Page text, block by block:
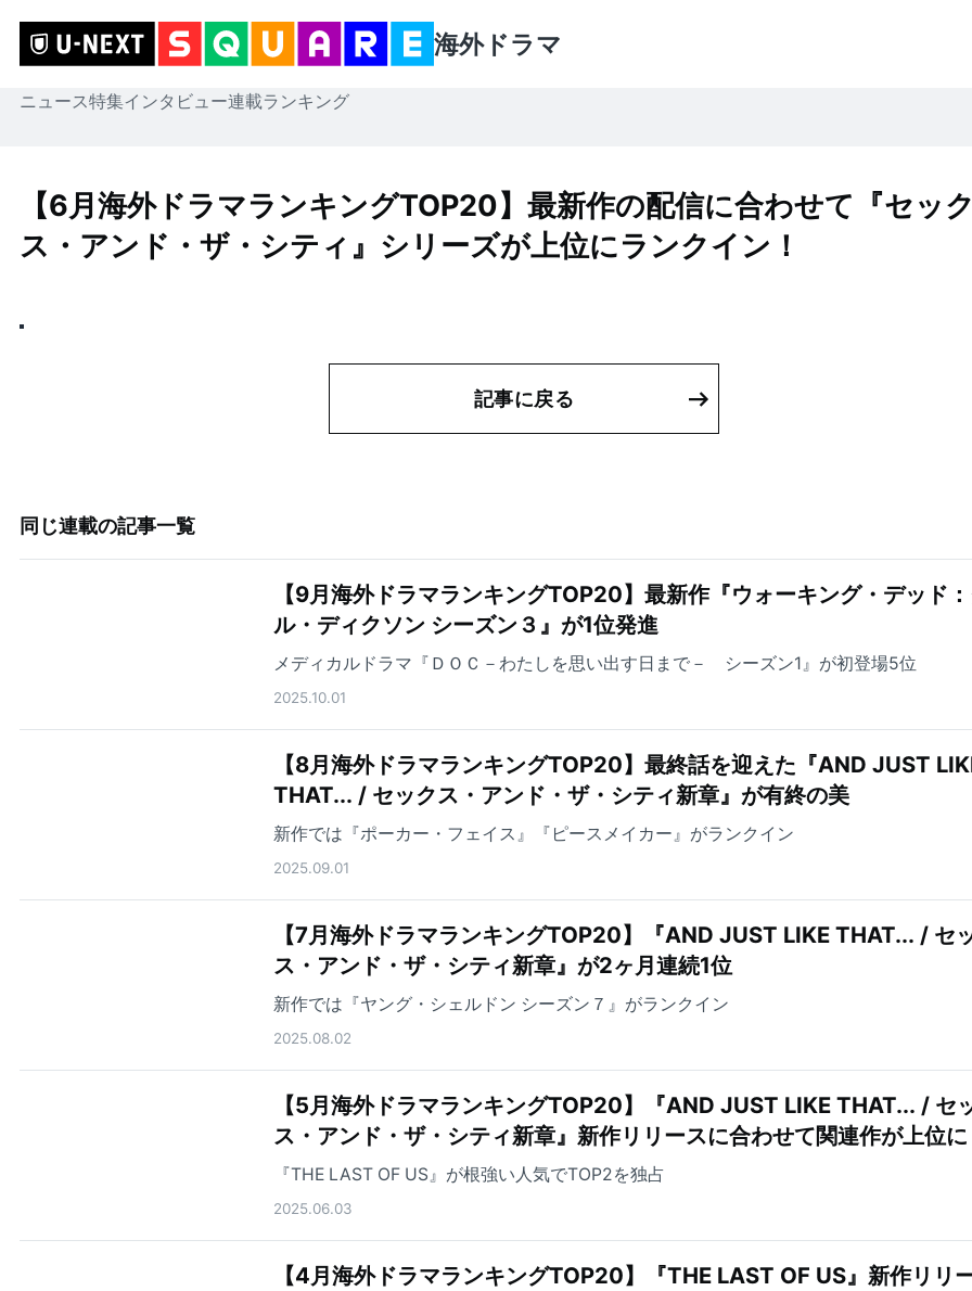
海外ドラマ
ニュース特集インタビュー連載ランキング
【6月海外ドラマランキングTOP20】最新作の配信に合わせて『セック
ス・アンド・ザ・シティ』シリーズが上位にランクイン！
記事に戻る
同じ連載の記事一覧
【9月海外ドラマランキングTOP20】最新作『ウォーキング・デッド：
ル・ディクソン シーズン３』が1位発進
メディカルドラマ『ＤＯＣ－わたしを思い出す日まで－ シーズン1』が初登場5位
2025.10.01
【8月海外ドラマランキングTOP20】最終話を迎えた『AND JUST
THAT... / セックス・アンド・ザ・シティ新章』が有終の美
新作では『ポーカー・フェイス』『ピースメイカー』がランクイン
2025.09.01
【7月海外ドラマランキングTOP20】『AND JUST LIKE THAT... / セ
ス・アンド・ザ・シティ新章』が2ヶ月連続1位
新作では『ヤング・シェルドン シーズン７』がランクイン
2025.08.02
【5月海外ドラマランキングTOP20】『AND JUST LIKE THAT... / セ
ス・アンド・ザ・シティ新章』新作リリースに合わせて関連作が上位に
『THE LAST OF US』が根強い人気でTOP2を独占
2025.06.03
【4月海外ドラマランキングTOP20】『THE LAST OF US』新作リリ